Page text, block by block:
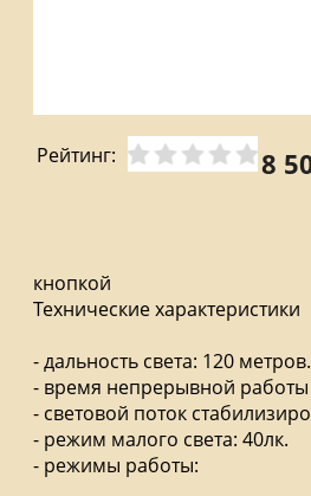
Рейтинг: 8
кнопкой
Технические характеристики
- дальность света: 120 метров.
- время непрерывной работы
- световой поток
- режим малого света: 40лк.
- режимы работы: